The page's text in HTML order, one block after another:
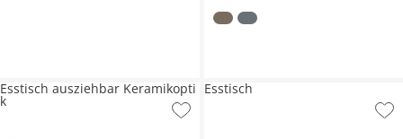
Esstisch ausziehbar Keramikopti
k
Esstisch